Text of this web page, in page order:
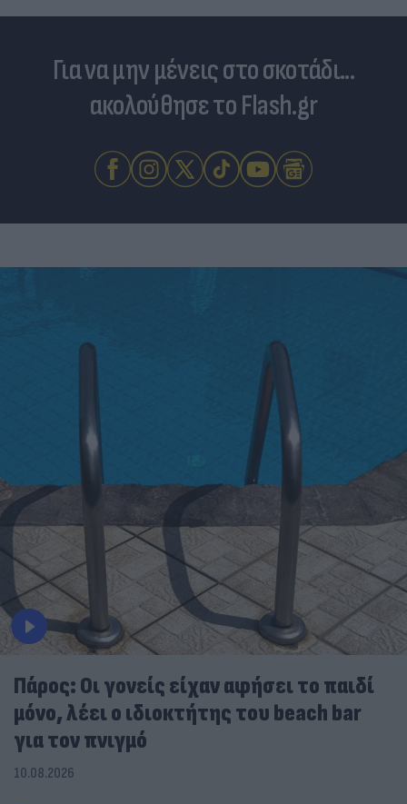
Για να μην μένεις στο σκοτάδι...
ακολούθησε το Flash.gr
Πάρος: Οι γονείς είχαν αφήσει το παιδί
μόνο, λέει ο ιδιοκτήτης του beach bar
για τον πνιγμό
10.08.2026